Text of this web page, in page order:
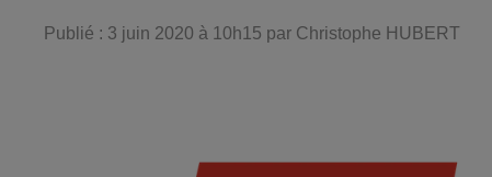
Publié : 3 juin 2020 à 10h15 par Christophe HUBERT